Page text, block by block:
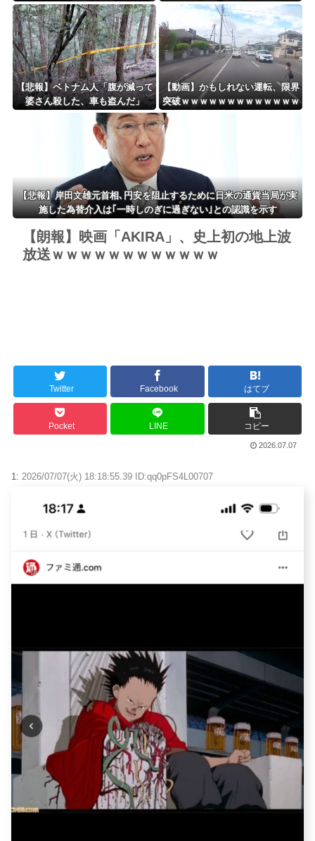
人多いのでは…』
【悲報】ベトナム人「腹が減って
婆さん殺した、車も盗んだ」
【動画】かもしれない運転、限界
突破ｗｗｗｗｗｗｗｗｗｗｗｗｗ
【悲報】岸田文雄元首相､円安を阻止するために日米の通貨当局が実
施した為替介入は｢一時しのぎに過ぎない｣との認識を示す
【朗報】映画「AKIRA」、史上初の地上波
放送ｗｗｗｗｗｗｗｗｗｗｗｗ
Twitter Facebook はてブ
Pocket LINE コピー
2026.07.07
1: 2026/07/07(火) 18:18:55.39 ID:qq0pFS4L00707